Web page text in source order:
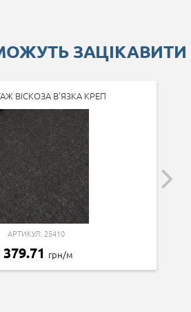
ЗАЦІКАВИТИ
ВІСКОЗА В'ЯЗКА КРЕП
АРТИКУЛ: 25410
379.71 грн/м